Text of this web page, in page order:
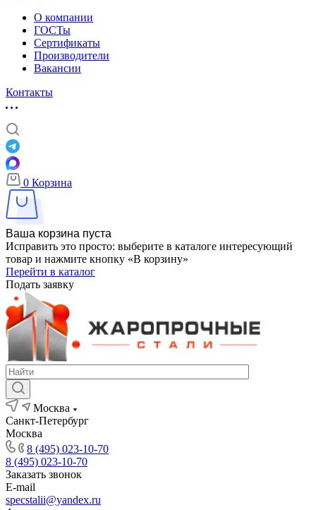
О компании
ГОСТы
Сертификаты
Производители
Вакансии
Контакты
0 Корзина
Ваша корзина пуста
Исправить это просто: выберите в каталоге интересующий
товар и нажмите кнопку «В корзину»
Перейти в каталог
Подать заявку
Москва
Санкт-Петербург
Москва
8 (495) 023-10-70
8 (495) 023-10-70
Заказать звонок
E-mail
specstalii@yandex.ru